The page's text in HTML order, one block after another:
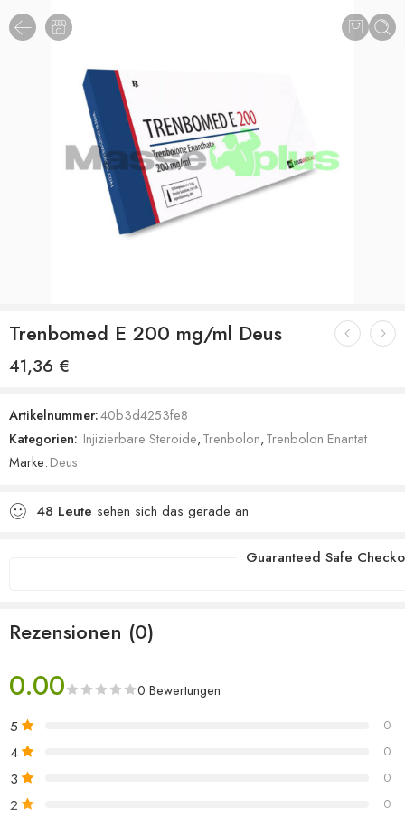
Trenbomed E 200 mg/ml Deus
41,36 €
Artikelnummer:40b3d4253fe8
Kategorien: Injizierbare Steroide,Trenbolon,Trenbolon Enantat
Marke:Deus
48 Leute sehen sich das gerade an
Guaranteed Safe
Rezensionen (0)
0.00 0 Bewertungen
5 0
4 0
3 0
2 0